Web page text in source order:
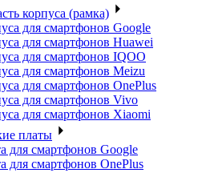
корпуса (рамка)
для смартфонов Google
для смартфонов Huawei
для смартфонов IQOO
для смартфонов Meizu
для смартфонов OnePlus
для смартфонов Vivo
для смартфонов Xiaomi
платы
для смартфонов Google
для смартфонов OnePlus